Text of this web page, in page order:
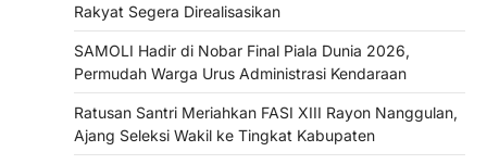
Rakyat Segera Direalisasikan
SAMOLI Hadir di Nobar Final Piala Dunia 2026,
Permudah Warga Urus Administrasi Kendaraan
Ratusan Santri Meriahkan FASI XIII Rayon Nanggulan,
Ajang Seleksi Wakil ke Tingkat Kabupaten